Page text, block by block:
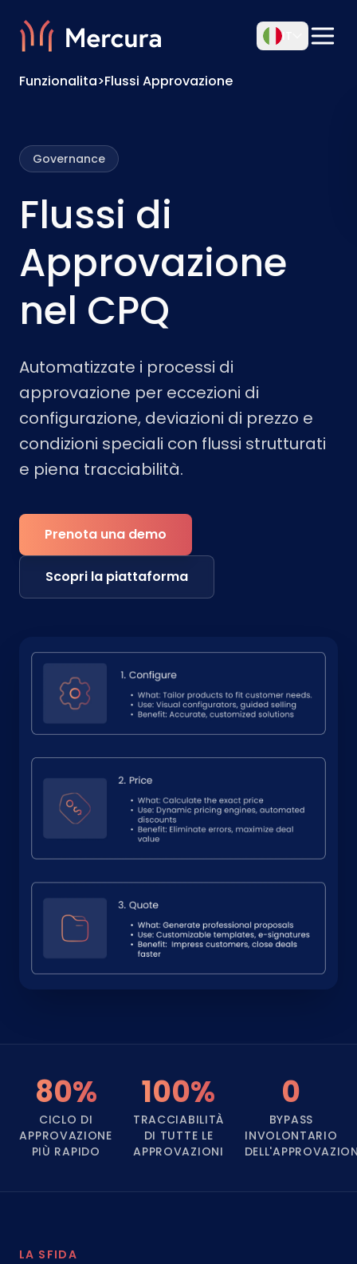
Funzionalita>Flussi Approvazione
Governance
Flussi di
Approvazione
nel CPQ
Automatizzate i processi di
approvazione per eccezioni di
configurazione, deviazioni di prezzo e
condizioni speciali con flussi strutturati
e piena tracciabilità.
Prenota una demo
Scopri la piattaforma
80%
CICLO DI
APPROVAZIONE
PIÙ RAPIDO
100%
TRACCIABILITÀ
DI TUTTE LE
APPROVAZIONI
0
BYPASS
INVOLONTARIO
LA SFIDA